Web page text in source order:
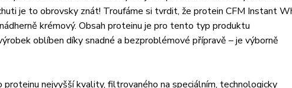
je to obrovsky znát! Troufáme si tvrdit, že protein CFM Instant
krémový. Obsah proteinu je pro tento typ produktu
oblíben díky snadné a bezproblémové přípravě – je výborně
nejvyšší kvality, filtrovaného na speciálním, technologicky